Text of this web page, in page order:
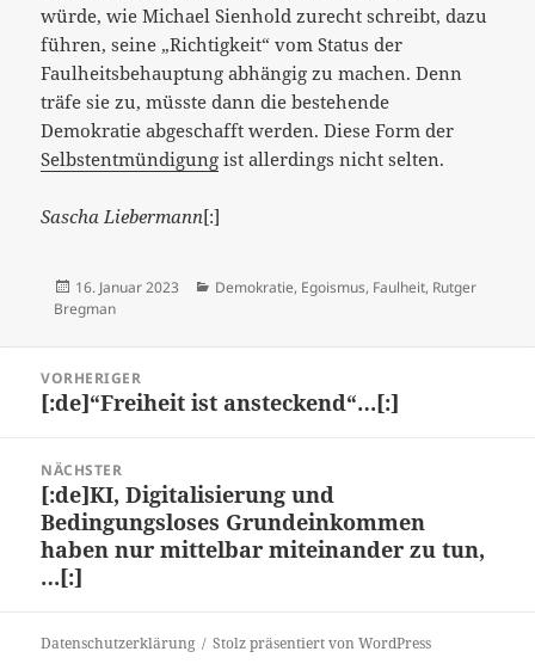
würde, wie Michael Sienhold zurecht schreibt, dazu
führen, seine „Richtigkeit“ vom Status der
Faulheitsbehauptung abhängig zu machen. Denn
träfe sie zu, müsste dann die bestehende
Demokratie abgeschafft werden. Diese Form der
Selbstentmündigung ist allerdings nicht selten.
Sascha Liebermann[:]
Veröffentlicht
am
16. Januar 2023 Kategorien
Demokratie, Egoismus, Faulheit, Rutger
Bregman
VORHERIGER
Vorheriger
[:de]“Freiheit ist ansteckend“…[:]
NÄCHSTER
Nächster
Beitrag:
[:de]KI, Digitalisierung und
Bedingungsloses Grundeinkommen
haben nur mittelbar miteinander zu tun,
…[:]
Datenschutzerklärung Stolz präsentiert von WordPress